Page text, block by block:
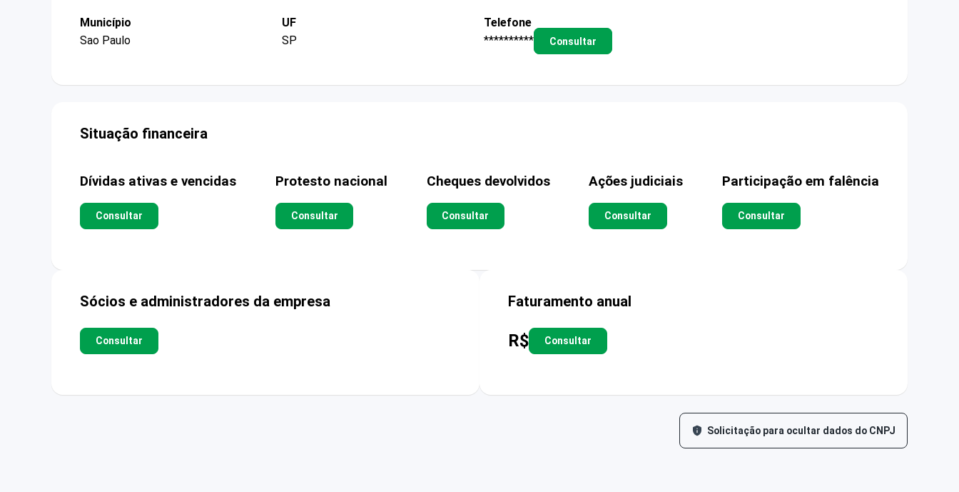
Município
Sao Paulo
UF
SP
Telefone
**********
Consultar
Situação financeira
Dívidas ativas e vencidas
Consultar
Protesto nacional
Consultar
Cheques devolvidos
Consultar
Ações judiciais
Consultar
Participação em falência
Consultar
Sócios e administradores da empresa
Consultar
Faturamento anual
R$ Consultar
Solicitação para ocultar dados do CNPJ